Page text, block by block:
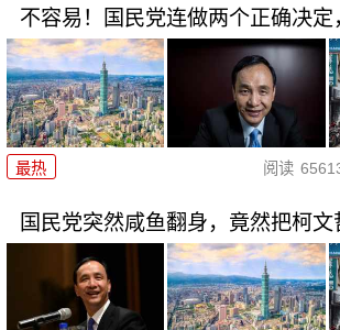
不容易！国民党连做两个正确决定
最热 阅读
国民党突然咸鱼翻身，竟然把柯文